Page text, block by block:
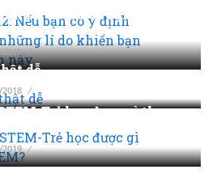
lí do khiến bạn không
dễ
Trẻ học được gì theo